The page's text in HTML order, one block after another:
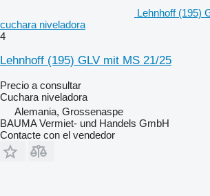
Lehnhoff (195)
cuchara niveladora
4
Lehnhoff (195) GLV mit MS 21/25
Precio a consultar
Cuchara niveladora
Alemania, Grossenaspe
BAUMA Vermiet- und Handels GmbH
Contacte con el vendedor